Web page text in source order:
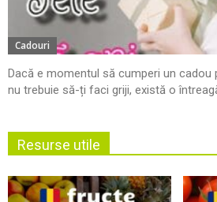
Cadouri
Dacă e momentul să cumperi un cadou
nu trebuie să-ți faci griji, există o
Resurse utile